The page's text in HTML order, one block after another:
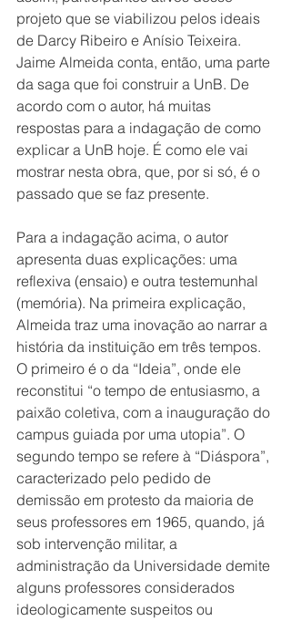
projeto que se viabilizou pelos ideais
de Darcy Ribeiro e Anísio Teixeira.
Jaime Almeida conta, então, uma parte
da saga que foi construir a UnB. De
acordo com o autor, há muitas
respostas para a indagação de como
explicar a UnB hoje. É como ele vai
mostrar nesta obra, que, por si só, é o
passado que se faz presente.
Para a indagação acima, o autor
apresenta duas explicações: uma
reflexiva (ensaio) e outra testemunhal
(memória). Na primeira explicação,
Almeida traz uma inovação ao narrar a
história da instituição em três tempos.
O primeiro é o da “Ideia”, onde ele
reconstitui “o tempo de entusiasmo, a
paixão coletiva, com a inauguração do
campus guiada por uma utopia”. O
segundo tempo se refere à “Diáspora”,
caracterizado pelo pedido de
demissão em protesto da maioria de
seus professores em 1965, quando, já
sob intervenção militar, a
administração da Universidade demite
alguns professores considerados
ideologicamente suspeitos ou